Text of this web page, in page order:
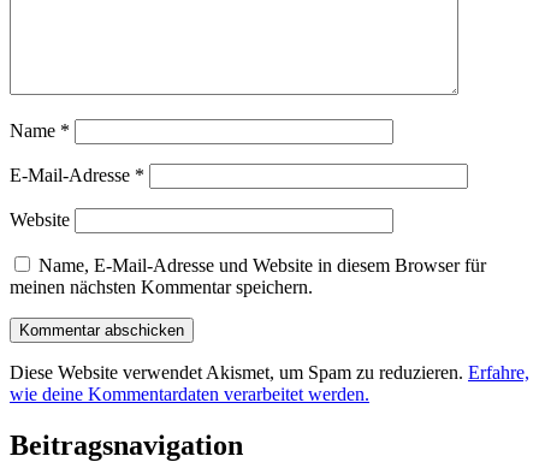
Name *
E-Mail-Adresse *
Website
Name, E-Mail-Adresse und Website in diesem Browser für
meinen nächsten Kommentar speichern.
Diese Website verwendet Akismet, um Spam zu reduzieren. Erfahre,
wie deine Kommentardaten verarbeitet werden.
Beitragsnavigation